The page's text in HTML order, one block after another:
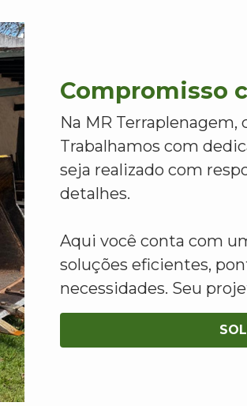
Compromisso
Na MR Terraplenagem,
Trabalhamos com
seja realizado com
detalhes.
Aqui você conta com
soluções eficientes,
necessidades. Seu